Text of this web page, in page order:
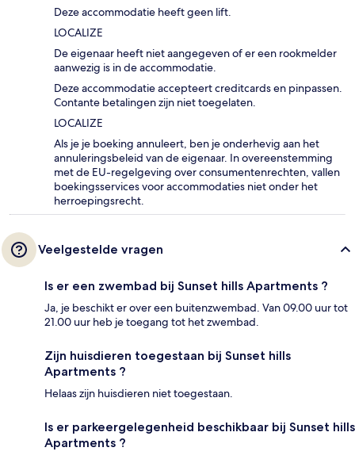
Deze accommodatie heeft geen lift.
LOCALIZE
De eigenaar heeft niet aangegeven of er een rookmelder
aanwezig is in de accommodatie.
Deze accommodatie accepteert creditcards en pinpassen.
Contante betalingen zijn niet toegelaten.
LOCALIZE
Als je je boeking annuleert, ben je onderhevig aan het
annuleringsbeleid van de eigenaar. In overeenstemming
met de EU-regelgeving over consumentenrechten, vallen
boekingsservices voor accommodaties niet onder het
herroepingsrecht.
Veelgestelde vragen
Is er een zwembad bij Sunset hills Apartments ?
Ja, je beschikt er over een buitenzwembad. Van 09.00 uur tot
21.00 uur heb je toegang tot het zwembad.
Zijn huisdieren toegestaan bij Sunset hills
Apartments ?
Helaas zijn huisdieren niet toegestaan.
Is er parkeergelegenheid beschikbaar bij Sunset hills
Apartments ?